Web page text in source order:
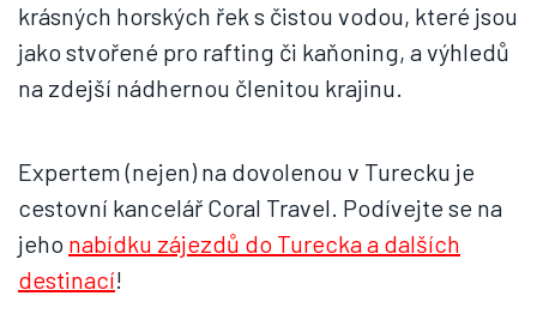
krásných horských řek s čistou vodou, které jsou
jako stvořené pro rafting či kaňoning, a výhledů
na zdejší nádhernou členitou krajinu.
Expertem (nejen) na dovolenou v Turecku je
cestovní kancelář Coral Travel. Podívejte se na
jeho nabídku zájezdů do Turecka a dalších
destinací!